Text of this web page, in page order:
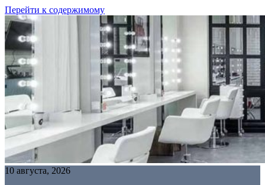
Перейти к содержимому
10 августа, 2026